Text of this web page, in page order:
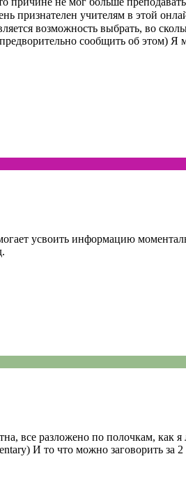
признателен учителям в этой
возможность выбрать, во
сообщить об этом)
усвоить информацию
все разложено по полочкам,
И то что можно заговорить